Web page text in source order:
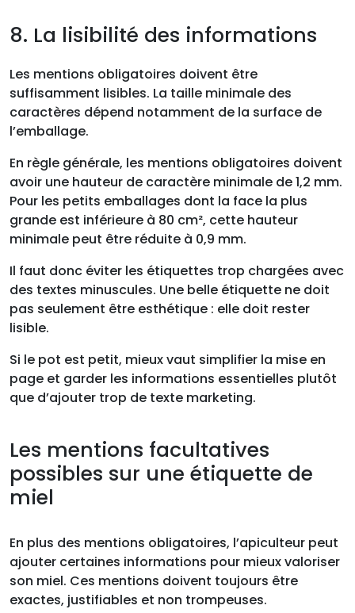
8. La lisibilité des informations
Les mentions obligatoires doivent être
suffisamment lisibles. La taille minimale des
caractères dépend notamment de la surface de
l’emballage.
En règle générale, les mentions obligatoires doivent
avoir une hauteur de caractère minimale de 1,2 mm.
Pour les petits emballages dont la face la plus
grande est inférieure à 80 cm², cette hauteur
minimale peut être réduite à 0,9 mm.
Il faut donc éviter les étiquettes trop chargées avec
des textes minuscules. Une belle étiquette ne doit
pas seulement être esthétique : elle doit rester
lisible.
Si le pot est petit, mieux vaut simplifier la mise en
page et garder les informations essentielles plutôt
que d’ajouter trop de texte marketing.
Les mentions facultatives
possibles sur une étiquette de
miel
En plus des mentions obligatoires, l’apiculteur peut
ajouter certaines informations pour mieux valoriser
son miel. Ces mentions doivent toujours être
exactes, justifiables et non trompeuses.